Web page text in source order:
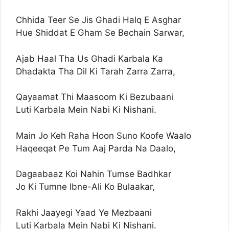
Chhida Teer Se Jis Ghadi Halq E Asghar
Hue Shiddat E Gham Se Bechain Sarwar,
Ajab Haal Tha Us Ghadi Karbala Ka
Dhadakta Tha Dil Ki Tarah Zarra Zarra,
Qayaamat Thi Maasoom Ki Bezubaani
Luti Karbala Mein Nabi Ki Nishani.
Main Jo Keh Raha Hoon Suno Koofe Waalo
Haqeeqat Pe Tum Aaj Parda Na Daalo,
Dagaabaaz Koi Nahin Tumse Badhkar
Jo Ki Tumne Ibne-Ali Ko Bulaakar,
Rakhi Jaayegi Yaad Ye Mezbaani
Luti Karbala Mein Nabi Ki Nishani.